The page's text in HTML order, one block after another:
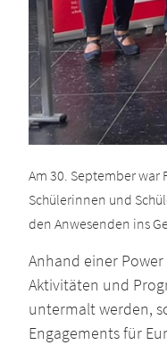
Am 30. September war
Schülerinnen und
den Anwesenden ins
Anhand einer
Aktivitäten und
untermalt werden,
Engagements für